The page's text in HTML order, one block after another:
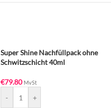
Super Shine Nachfüllpack ohne
Schwitzschicht 40ml
€79.80 MvSt
-
+